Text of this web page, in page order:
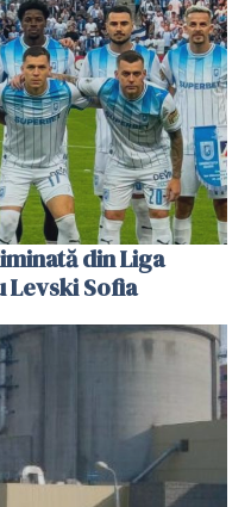
din Liga
Levski Sofia